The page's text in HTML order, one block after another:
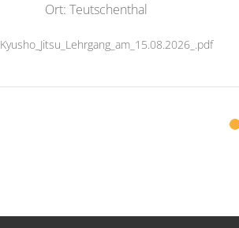
Ort: Teutschenthal
Kyusho_Jitsu_Lehrgang_am_15.08.2026_.pdf